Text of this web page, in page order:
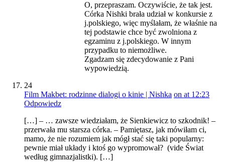
O, przepraszam. Oczywiście, że tak jest.
Córka Nishki brała udział w konkursie z
j.polskiego, więc myślałam, że właśnie na
tej podstawie chce być zwolniona z
egzaminu z j.polskiego. W innym
przypadku to niemożliwe.
Zgadzam się zdecydowanie z Pani
wypowiedzią.
24
Film Makbet: rodzinne dialogi o kinie | Nishka on at 12:23
Odpowiedz
[…] – … zawsze wiedziałam, że Sienkiewicz to szkodnik! –
przerwała mu starsza córka. – Pamiętasz, jak mówiłam ci,
mamo, że nie rozumiem jak mógł stać się taki popularny:
pewnie miał układy i ktoś go wypromował? (vide Świat
według gimnazjalistki). […]